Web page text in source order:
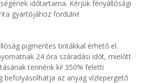
időtartama. Kérjük fényállósági
gyártójához fordulni!
pigmentes tintákkal érhető el.
24 óra száradási időt, mielőtt
tennénk ki! 350% feletti
befolyásolhatja az anyag vízlepergető